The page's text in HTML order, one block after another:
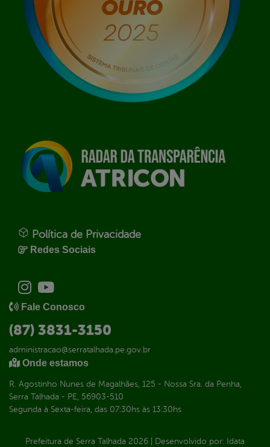
Política de Privacidade
Redes Sociais
Fale Conosco
(87) 3831-3150
administracao@serratalhada.pe.gov.br
Onde estamos
R. Agostinho Nunes de Magalhães, 125 - Nossa Sra. da Penha,
Serra Talhada - PE, 56903-510
Segunda à Sexta-feira, das 07:30hs às 13:30hs
Prefeitura de Serra Talhada 2026 Desenvolvido por: Idata